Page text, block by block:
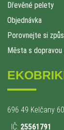
Dřevěné pelety
Objednávka
Porovnejte si
Města s
696 49 Kelčany 60
IČ: 25561791